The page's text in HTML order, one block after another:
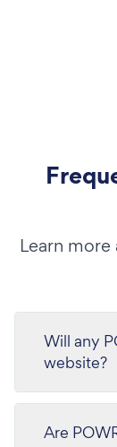
Learn
Will any
website?
Are